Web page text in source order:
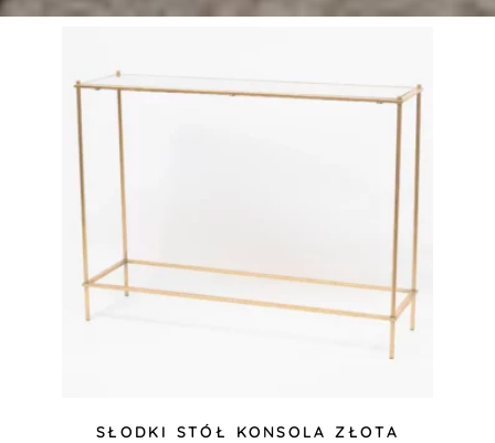
SŁODKI STÓŁ KONSOLA ZŁOTA